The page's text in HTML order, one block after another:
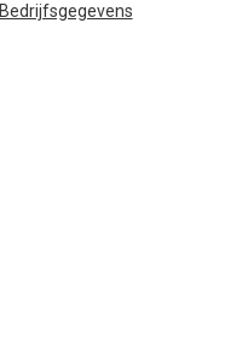
Bedrijfsgegevens